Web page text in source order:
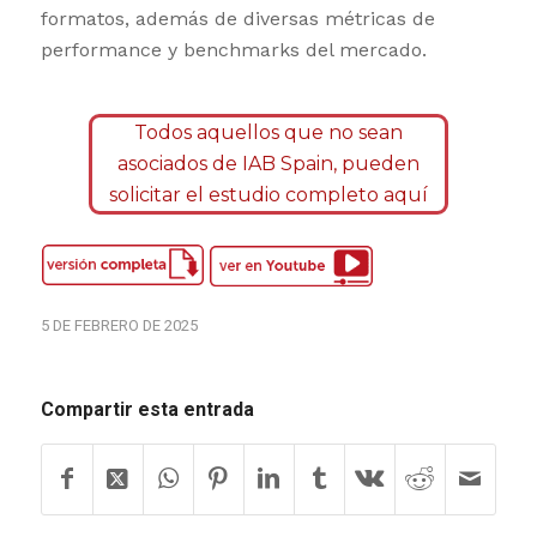
formatos, además de diversas métricas de
performance y benchmarks del mercado.
Todos aquellos que no sean
asociados de IAB Spain, pueden
solicitar el estudio completo aquí
5 DE FEBRERO DE 2025
Compartir esta entrada